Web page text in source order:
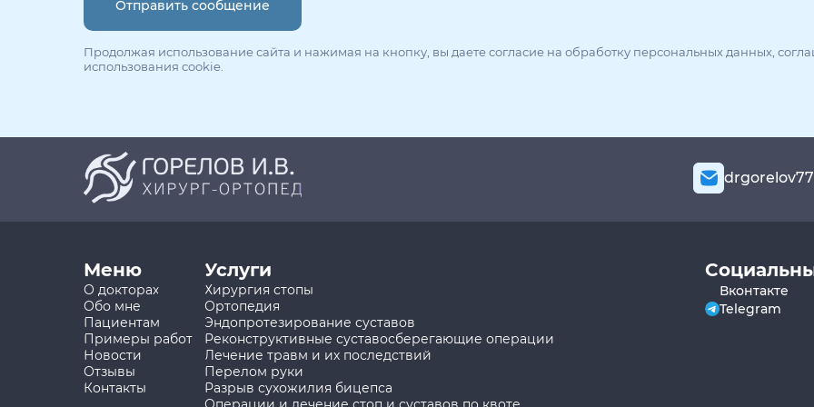
Отправить сообщение
Продолжая использование сайта и нажимая на кнопку, вы даете согласие на обработку персональных данных,
использования cookie.
Меню
О докторах
Обо мне
Пациентам
Примеры работ
Новости
Отзывы
Контакты
Услуги
Хирургия стопы
Ортопедия
Эндопротезирование суставов
Реконструктивные суставосберегающие операции
Лечение травм и их последствий
Перелом руки
Разрыв сухожилия бицепса
Вконтакте
Telegram